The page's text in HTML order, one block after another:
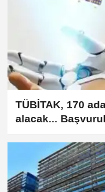
TÜBİTAK, 170
alacak...
Temmuz